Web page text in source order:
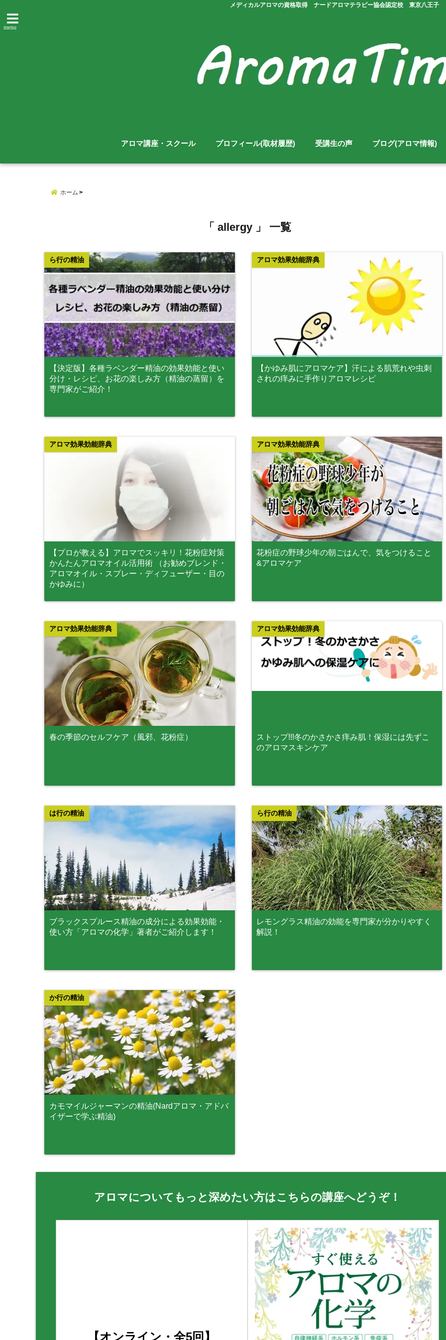
メディカルアロマの資格取得 ナードアロマテラピー協会認定校 東京八王子
menu
アロマ講座・スクール プロフィール(取材履歴) 受講生の声 ブログ(アロマ情報)
ホーム
「 allergy 」 一覧
ら行の精油
【決定版】各種ラベンダー精油の効果効能と使い
分け・レシピ、お花の楽しみ方（精油の蒸留）を
専門家がご紹介！
アロマ効果効能辞典
【かゆみ肌にアロマケア】汗による肌荒れや虫刺
されの痒みに手作りアロマレシピ
アロマ効果効能辞典
【プロが教える】アロマでスッキリ！花粉症対策
かんたんアロマオイル活用術 （お勧めブレンド・
アロマオイル・スプレー・ディフューザー・目の
かゆみに）
アロマ効果効能辞典
花粉症の野球少年の朝ごはんで、気をつけること
&アロマケア
アロマ効果効能辞典
春の季節のセルフケア（風邪、花粉症）
アロマ効果効能辞典
ストップ!!!冬のかさかさ痒み肌！保湿には先ずこ
のアロマスキンケア
は行の精油
ブラックスプルース精油の成分による効果効能・
使い方「アロマの化学」著者がご紹介します！
ら行の精油
レモングラス精油の効能を専門家が分かりやすく
解説！
か行の精油
カモマイルジャーマンの精油(Nardアロマ・アドバ
イザーで学ぶ精油)
アロマについてもっと深めたい方はこちらの講座へどうぞ！
【オンライン・全5回】